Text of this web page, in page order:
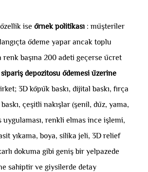
ise örnek politikası : müşteriler
ödeme yapar ancak toplu
renk başına 200 adeti geçerse ücret
depozitosu ödemesi üzerine
3D köpük baskı, dijital baskı, fırça
baskı, çeşitli nakışlar (şenil, düz, yama,
uygulaması, renkli elmas ince işlemi,
yıkama, boya, silika jeli, 3D relief
dokuma gibi geniş bir yelpazede
sahiptir ve giysilerde detay